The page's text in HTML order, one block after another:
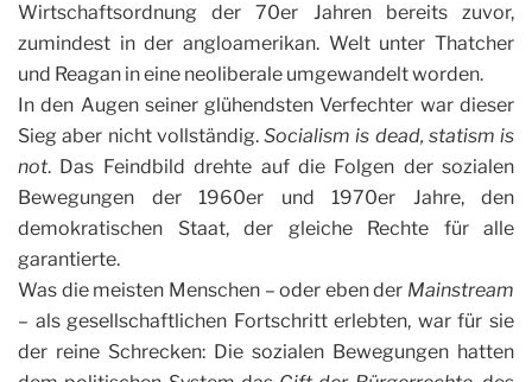
Wirtschaftsordnung der 70er Jahren bereits zuvor,
zumindest in der angloamerikan. Welt unter Thatcher
und Reagan in eine neoliberale umgewandelt worden.
In den Augen seiner glühendsten Verfechter war dieser
Sieg aber nicht vollständig. Socialism is dead, statism is
not. Das Feindbild drehte auf die Folgen der sozialen
Bewegungen der 1960er und 1970er Jahre, den
demokratischen Staat, der gleiche Rechte für alle
garantierte.
Was die meisten Menschen – oder eben der Mainstream
– als gesellschaftlichen Fortschritt erlebten, war für sie
der reine Schrecken: Die sozialen Bewegungen hatten